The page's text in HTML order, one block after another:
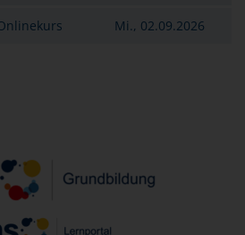
Mi., 02.09.2026